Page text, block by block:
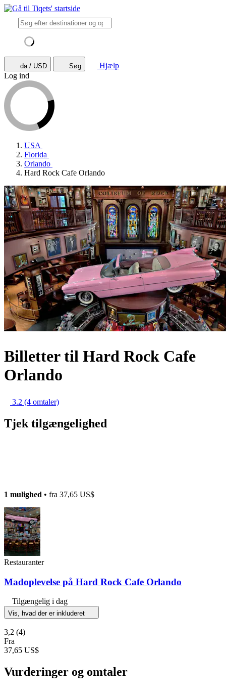
da / USD Søg
Hjælp
Log ind
USA
Florida
Orlando
Hard Rock Cafe Orlando
Billetter til Hard Rock Cafe
Orlando
3.2 (4 omtaler)
Tjek tilgængelighed
1 mulighed • fra 37,65 US$
Restauranter
Madoplevelse på Hard Rock Cafe Orlando
Tilgængelig i dag
Vis, hvad der er inkluderet
3,2 (4)
Fra
37,65 US$
Vurderinger og omtaler